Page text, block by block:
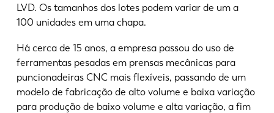
LVD. Os tamanhos dos lotes podem variar de um a
100 unidades em uma chapa.
Há cerca de 15 anos, a empresa passou do uso de
ferramentas pesadas em prensas mecânicas para
puncionadeiras CNC mais flexíveis, passando de um
modelo de fabricação de alto volume e baixa variação
para produção de baixo volume e alta variação, a fim